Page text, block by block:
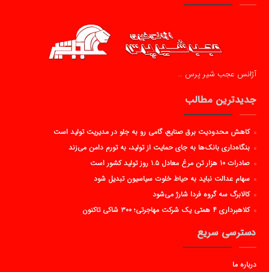
آژانس عجب شیر پرس …
جدیدترین مطالب
کاهش محدودیت برق صنایع، گامی رو به جلو در مدیریت تولید است
بنگاه‌داری بانک‌ها به جای حمایت از تولید، به تورم دامن می‌زند
صادرات ۱۰ هزار تن مرغ معادل ۱.۵ روز تولید کشور است
سهام عدالت نباید به حیاط خلوت سیاسیون تبدیل شود
کالابرگ سه گروه فردا شارژ می‌شود
کلاهبرداری ۴ همتی یک شرکت مهاجرتی؛ ۳۰۰ شاکی تاکنون
دسترسی سریع
درباره ما